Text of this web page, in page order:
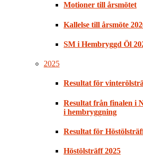
Motioner till årsmötet
Kallelse till årsmöte
SM i Hembryggd Öl
2025
Resultat för
Resultat från finalen i
i hembryggning
Resultat för
Höstölsträff 2025